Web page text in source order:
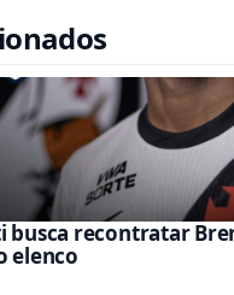
busca recontratar
elenco